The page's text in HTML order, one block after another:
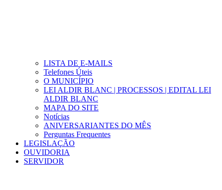
LISTA DE E-MAILS
Telefones Úteis
O MUNICÍPIO
LEI ALDIR BLANC | PROCESSOS | EDITAL LEI
ALDIR BLANC
MAPA DO SITE
Notícias
ANIVERSARIANTES DO MÊS
Perguntas Frequentes
LEGISLAÇÃO
OUVIDORIA
SERVIDOR